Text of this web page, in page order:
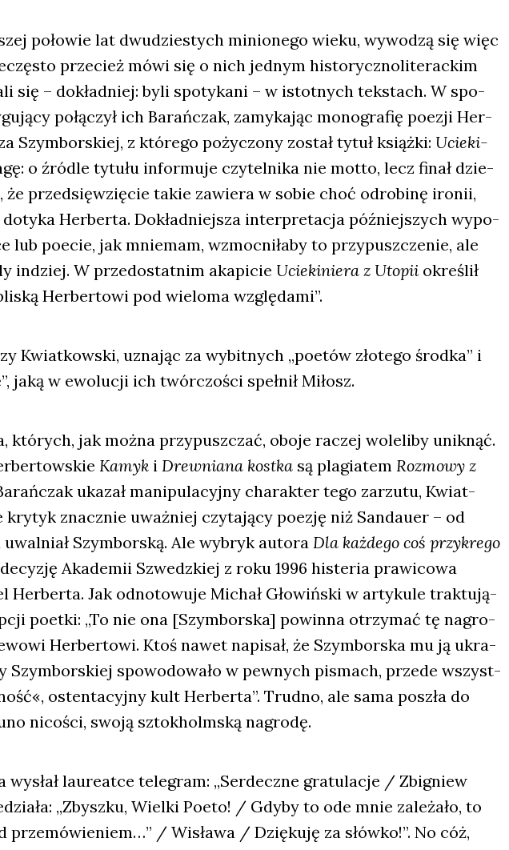
poło­wie lat dwu­dzie­stych minio­ne­go wie­ku, wywo­dzą się więc
prze­cież mówi się o nich jed­nym histo­rycz­no­li­te­rac­kim
się – dokład­niej: byli spo­ty­ka­ni – w istot­nych tek­stach. W spo­
połą­czył ich Barań­czak, zamy­ka­jąc mono­gra­fię poezji Her­
Szym­bor­skiej, z któ­re­go poży­czo­ny został tytuł książ­ki: Ucie­ki­
o źró­dle tytu­łu infor­mu­je czy­tel­ni­ka nie mot­to, lecz finał dzie­
że przed­się­wzię­cie takie zawie­ra w sobie choć odro­bi­nę iro­nii,
Her­ber­ta. Dokład­niej­sza inter­pre­ta­cja póź­niej­szych wypo­
lub poecie, jak mnie­mam, wzmoc­ni­ła­by to przy­pusz­cze­nie, ale
indziej. W przed­ostat­nim aka­pi­cie Ucie­ki­nie­ra z Uto­pii okre­ślił
Her­ber­to­wi pod wie­lo­ma wzglę­da­mi”.
Kwiat­kow­ski, uzna­jąc za wybit­nych „poetów zło­te­go środ­ka” i
jaką w ewo­lu­cji ich twór­czo­ści speł­nił Miłosz.
któ­rych, jak moż­na przy­pusz­czać, obo­je raczej wole­li­by unik­nąć.
Kamyki Drew­nia­na kost­kasą pla­gia­tem Roz­mo­wy z
uka­zał mani­pu­la­cyj­ny cha­rak­ter tego zarzu­tu, Kwiat­
kry­tyk znacz­nie uważ­niej czy­ta­ją­cy poezję niż San­dau­er – od
Szym­bor­ską. Ale wybryk auto­ra Dla każ­de­go coś przy­kre­go
Aka­de­mii Szwedz­kiej z roku 1996 histe­ria pra­wi­co­wa
Her­ber­ta. Jak odno­to­wu­je Michał Gło­wiń­ski w arty­ku­le trak­tu­ją­
poet­ki: „To nie ona [Szym­bor­ska] powin­na otrzy­mać tę nagro­
Her­ber­to­wi. Ktoś nawet napi­sał, że Szym­bor­ska mu ją ukra­
Szym­bor­skiej spo­wo­do­wa­ło w pew­nych pismach, przede wszyst­
osten­ta­cyj­ny kult Her­ber­ta”. Trud­no, ale sama poszła do
nico­ści, swo­ją sztok­holm­ską nagro­dę.
wysłał lau­re­at­ce tele­gram: „Ser­decz­ne gra­tu­la­cje / Zbi­gniew
„Zbysz­ku, Wiel­ki Poeto! / Gdy­by to ode mnie zale­ża­ło, to
prze­mó­wie­niem…” / Wisła­wa / Dzię­ku­ję za słów­ko!”. No cóż,